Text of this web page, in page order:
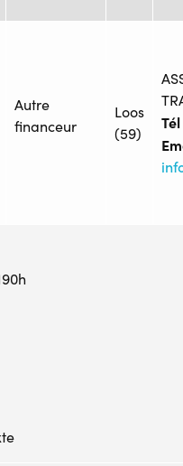
Autre
financeur
Loos
(59)